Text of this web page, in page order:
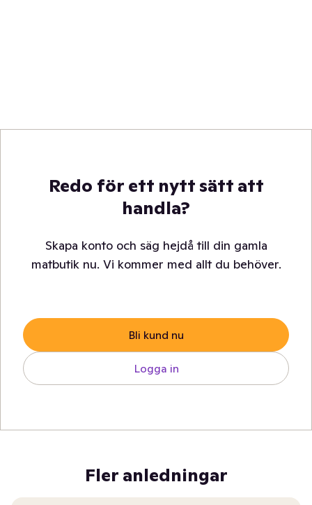
Redo för ett nytt sätt att
handla?
Skapa konto och säg hejdå till din gamla
matbutik nu. Vi kommer med allt du behöver.
Bli kund nu
Logga in
Fler anledningar